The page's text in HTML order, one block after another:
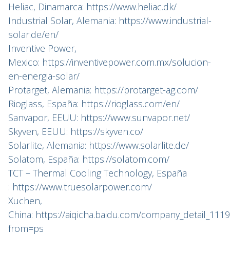
Heliac, Dinamarca: https://www.heliac.dk/
Industrial Solar, Alemania: https://www.industrial-
solar.de/en/
Inventive Power,
Mexico: https://inventivepower.com.mx/solucion-
en-energia-solar/
Protarget, Alemania: https://protarget-ag.com/
Rioglass, España: https://rioglass.com/en/
Sanvapor, EEUU: https://www.sunvapor.net/
Skyven, EEUU: https://skyven.co/
Solarlite, Alemania: https://www.solarlite.de/
Solatom, España: https://solatom.com/
TCT – Thermal Cooling Technology, España
: https://www.truesolarpower.com/
Xuchen,
China: https://aiqicha.baidu.com/
from=ps